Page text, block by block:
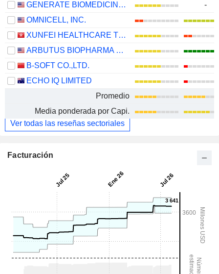
GENERATE BIOMEDICINES, INC.
-
OMNICELL, INC.
XUNFEI HEALTHCARE TECHNOLOGY CO., LTD.
ARBUTUS BIOPHARMA CORPORATION
B-SOFT CO.,LTD.
ECHO IQ LIMITED
Promedio
Media ponderada por Capi.
Ver todas las reseñas sectoriales
Facturación